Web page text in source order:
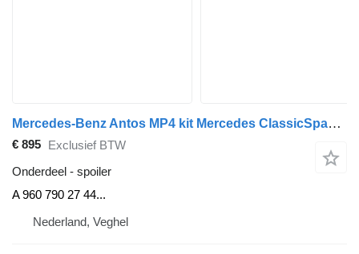
Mercedes-Benz Antos MP4 kit Mercedes ClassicSpace M-cab L1EH1 A 960 790 27 44 spoiler voor vrachtwagen
€ 895 Exclusief BTW
Onderdeel - spoiler
A 960 790 27 44...
Nederland, Veghel